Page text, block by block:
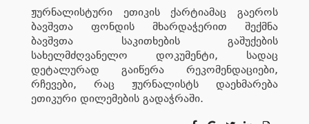
ჟურნალისტური ეთიკის ქარტიამაც გაეროს
ბავშვთა ფონდის მხარდაჭერით შექმნა
ბავშვთა საკითხების გაშუქების
სახელმძღვანელო დოკუმენტი, სადაც
დეტალურად გაიწერა რეკომენდაციები,
რჩევები, რაც ჟურნალისტს დაეხმარება
ეთიკური დილემების გადაჭრაში.